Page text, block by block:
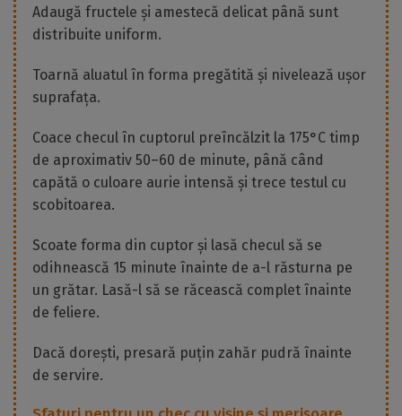
Adaugă fructele și amestecă delicat până sunt
distribuite uniform.
Toarnă aluatul în forma pregătită și nivelează ușor
suprafața.
Coace checul în cuptorul preîncălzit la 175°C timp
de aproximativ 50–60 de minute, până când
capătă o culoare aurie intensă și trece testul cu
scobitoarea.
Scoate forma din cuptor și lasă checul să se
odihnească 15 minute înainte de a-l răsturna pe
un grătar. Lasă-l să se răcească complet înainte
de feliere.
Dacă dorești, presară puțin zahăr pudră înainte
de servire.